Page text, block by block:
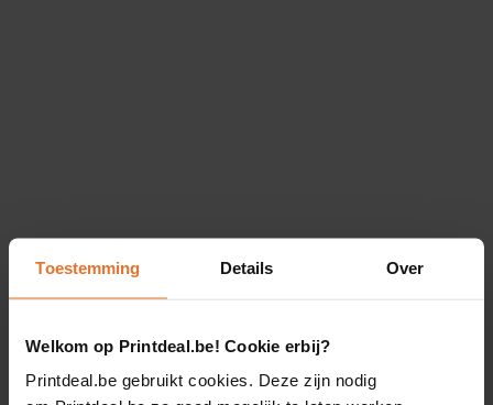
Toestemming Details Over
Welkom op Printdeal.be! Cookie erbij?
Printdeal.be gebruikt cookies. Deze zijn nodig